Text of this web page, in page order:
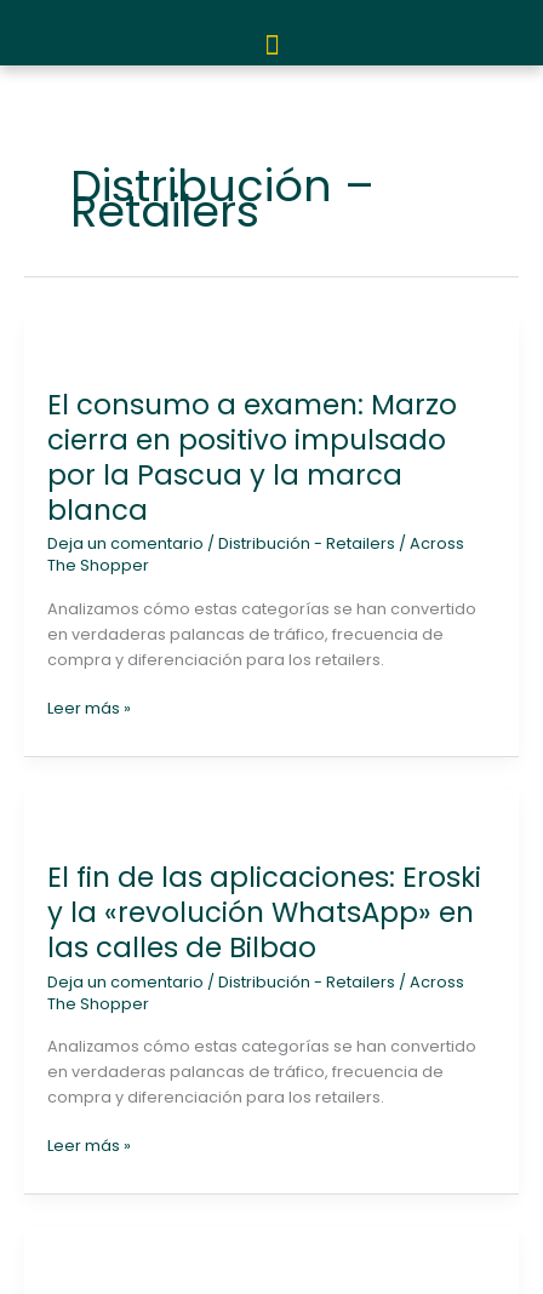
contenido
Distribución –
Retailers
El consumo a examen: Marzo
cierra en positivo impulsado
por la Pascua y la marca
blanca
Deja un comentario /Distribución - Retailers /Across
The Shopper
Analizamos cómo estas categorías se han convertido
en verdaderas palancas de tráfico, frecuencia de
compra y diferenciación para los retailers.
a
examen:
Marzo
cierra
en
impulsado
la
Pascua
y
marca
Leer más »
El fin de las aplicaciones: Eroski
y la «revolución WhatsApp» en
las calles de Bilbao
Deja un comentario /Distribución - Retailers /Across
The Shopper
Analizamos cómo estas categorías se han convertido
en verdaderas palancas de tráfico, frecuencia de
compra y diferenciación para los retailers.
de
aplicaciones:
Eroski
y
la
WhatsApp»
en
las
de
Leer más »